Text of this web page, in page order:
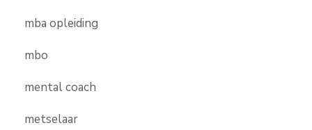
mba opleiding
mbo
mental coach
metselaar